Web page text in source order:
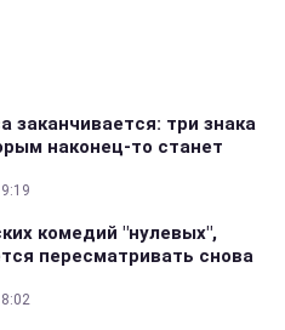
заканчивается: три знака
наконец-то станет
комедий "нулевых",
пересматривать снова